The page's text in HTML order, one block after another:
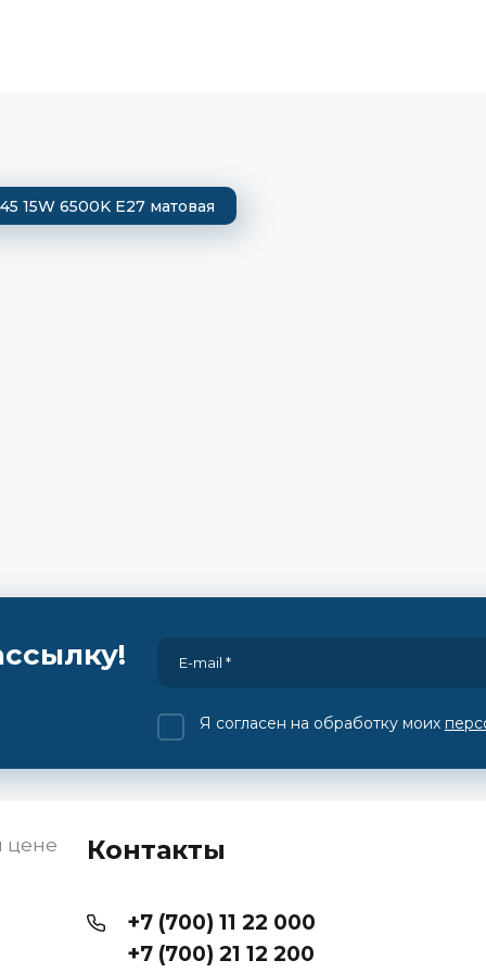
15W 6500K E27 матовая
цене Контакты
+7 (700) 11 22 000
+7 (700) 21 12 200
Я согласен на обработку моих